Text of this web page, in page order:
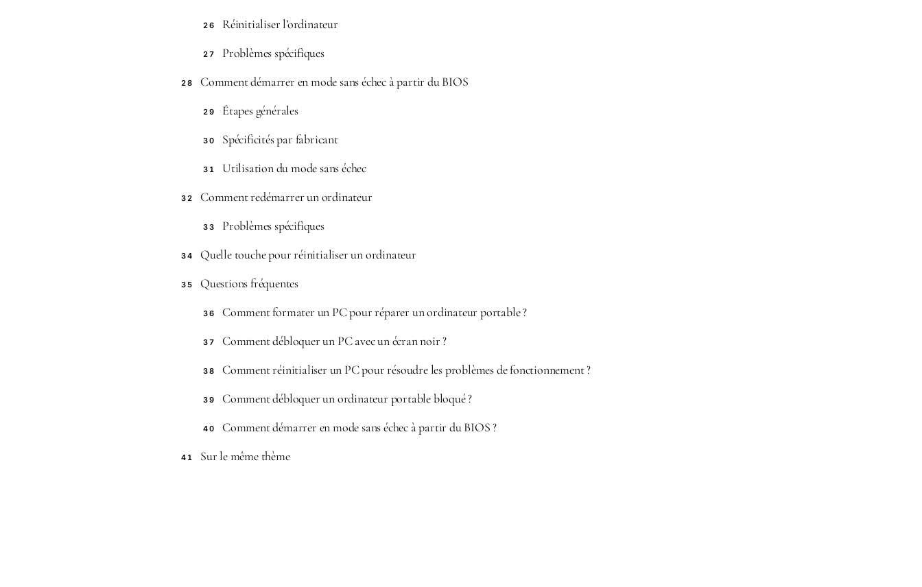
26 Réinitialiser l’ordinateur
27 Problèmes spécifiques
28 Comment démarrer en mode sans échec à partir du BIOS
29 Étapes générales
30 Spécificités par fabricant
31 Utilisation du mode sans échec
32 Comment redémarrer un ordinateur
33 Problèmes spécifiques
34 Quelle touche pour réinitialiser un ordinateur
35 Questions fréquentes
36 Comment formater un PC pour réparer un ordinateur portable ?
37 Comment débloquer un PC avec un écran noir ?
38 Comment réinitialiser un PC pour résoudre les problèmes de fonctionnement ?
39 Comment débloquer un ordinateur portable bloqué ?
40 Comment démarrer en mode sans échec à partir du BIOS ?
41 Sur le même thème